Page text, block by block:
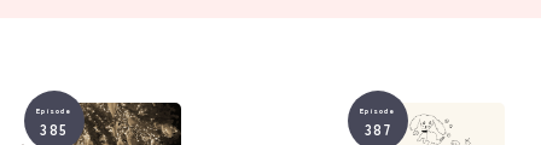
Episode
385
Episode
387